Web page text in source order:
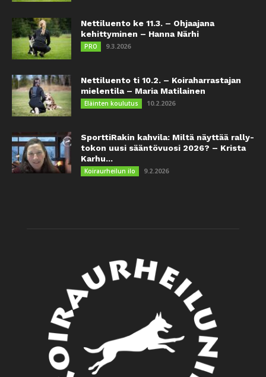
Nettiluento ke 11.3. – Ohjaajana
kehittyminen – Hanna Närhi
PRO 9.3.2026
Nettiluento ti 10.2. – Koiraharrastajan
mielentila – Maria Matilainen
Eläinten koulutus 10.2.2026
SporttiRakin kahvila: Miltä näyttää rally-
tokon uusi sääntövuosi 2026? – Krista
Karhu...
Koiraurheilun ilo 9.2.2026